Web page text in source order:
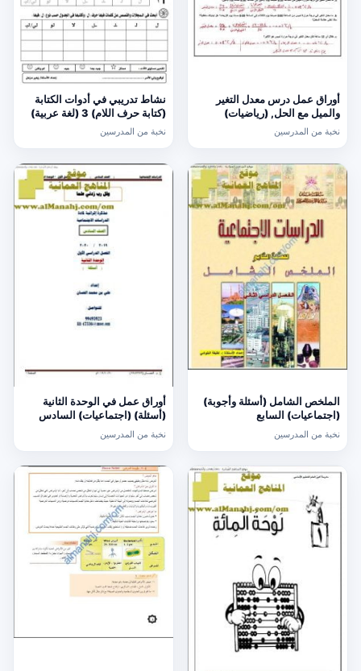
أوراق عمل درس معدل التغير
والميل مع الحل, (رياضيات)
الحادي عشر العام
نخبة من المدرسين
نشاط تدريبي في أدوات الكتابة
(كتابة حرف اللام) 3 (لغة عربية)
نخبة من المدرسين
الملخص الشامل (أسئلة وأجوبة)
(اجتماعيات) السابع
نخبة من المدرسين
أوراق عمل في الوحدة الثانية
(أسئلة) (اجتماعيات) السادس
نخبة من المدرسين